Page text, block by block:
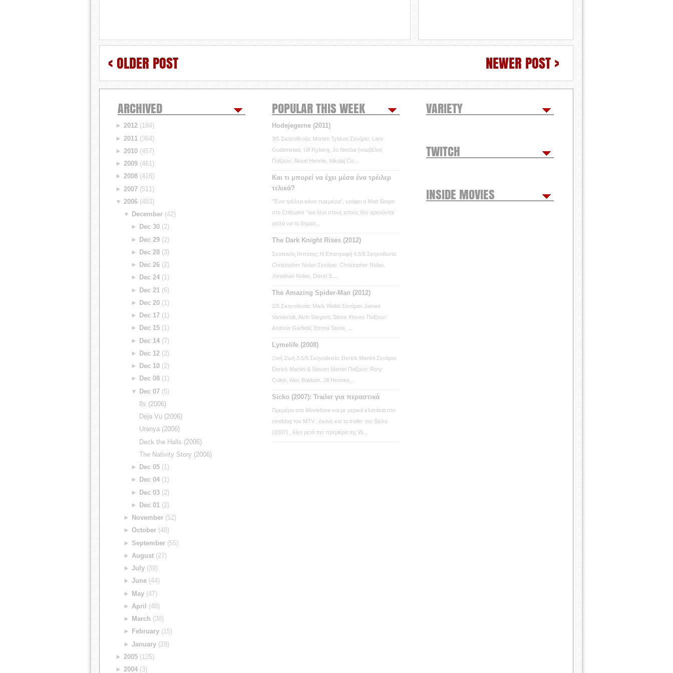
< OLDER POST NEWER POST >
ARCHIVED
►2012 (184)
►2011 (364)
►2010 (457)
►2009 (461)
►2008 (416)
►2007 (511)
▼2006 (483)
▼
December(42)
►
Dec 30 (2)
► Dec 29 (2)
►
Dec 28 (3)
►
Dec 26 (2)
►
Dec 24 (1)
► Dec 21 (6)
►
Dec 20 (1)
►
Dec 17 (1)
►
Dec 15 (1)
► Dec 14 (7)
►
Dec 12 (2)
►
Dec 10 (2)
►
Dec 08 (1)
▼ Dec 07 (5)
Ils (2006)
Deja Vu (2006)
Uranya (2006)
Deck the Halls (2006)
The Nativity Story (2006)
►
Dec 05 (1)
►
Dec 04 (1)
► Dec 03 (2)
►
Dec 01 (2)
►
November(52)
► October(48)
► September(55)
► August(27)
► July(39)
► June(44)
► May(47)
► April
(48)
►
March (38)
►
February(15)
► January(28)
►2005 (125)
►2004 (3)
POPULAR THIS WEEK
Hodejegerne (2011)
3/5 Σκηνοθεσία: Morten Tyldum Σενάριο: Lars
Gudemstad, Ulf Ryberg, Jo Nesbø (νουβέλα)
Παίζουν: Aksel Hennie, Nikolaj Co...
Και τι μπορεί να έχει μέσα ένα τρέιλερ
τελικά?
"Ένα τρέιλερ κάνει πρεμιέρα", γράφει ο Matt Singer
στο Criticwire "και όλοι στους ιστούς δεν αρκούνται
απλά να το δημοσ...
The Dark Knight Rises (2012)
Σκοτεινός Ιππότης: Η Επιστροφή 4.5/5 Σκηνοθεσία:
Christopher Nolan Σενάριο: Christopher Nolan,
Jonathan Nolan, David S....
The Amazing Spider-Man (2012)
2/5 Σκηνοθεσία: Mark Webb Σενάριο: James
Vanderbilt, Alvin Sargent, Steve Kloves Παίζουν:
Andrew Garfield, Emma Stone, ...
Lymelife (2008)
Ξινή Ζωή 3.5/5 Σκηνοθεσία: Derick Martini Σενάριο:
Derick Martini & Steven Martini Παίζουν: Rory
Culkin, Alec Baldwin, Jill Hennes...
Sicko (2007): Trailer για περαστικά
Πρεμιέρα στο Moviefone και με μερικά κλιπάκια στο
cineblog του MTV , έκανε και το trailer του Sicko
(2007) , λίγο μετά την πρεμιέρα της ίδι...
VARIETY
TWITCH
INSIDE MOVIES